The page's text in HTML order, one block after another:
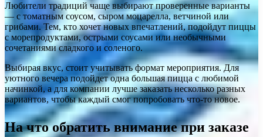
Любители традиций чаще выбирают проверенные варианты
— с томатным соусом, сыром моцарелла, ветчиной или
грибами. Тем, кто хочет новых впечатлений, подойдут пиццы
с морепродуктами, острыми соусами или необычными
сочетаниями сладкого и соленого.
Выбирая вкус, стоит учитывать формат мероприятия. Для
уютного вечера подойдет одна большая пицца с любимой
начинкой, а для компании лучше заказать несколько разных
вариантов, чтобы каждый смог попробовать что-то новое.
На что обратить внимание при заказе